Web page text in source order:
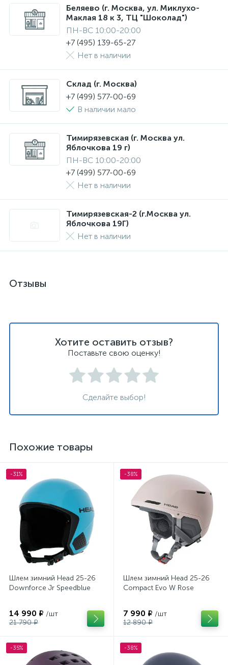
Беляево (г. Москва, ул. Миклухо-
Маклая 18 к 3, ТЦ "Шоколад")
ПН-ВС 10:00-20:00
+7 (495) 139-65-27
Нет в наличии
Склад (г. Москва)
+7 (499) 577-00-69
В наличии мало
Тимирязевская (г. Москва ул.
Яблочкова 19 г)
ПН-ВС 10:00-20:00
+7 (499) 577-00-69
Нет в наличии
Тимирязевская-2 (г.Москва ул.
Яблочкова 19Г)
Нет в наличии
Отзывы
Хотите оставить отзыв?
Поставьте свою оценку!
Сделайте выбор!
Похожие товары
-31%
Шлем зимний Head 25-26
Downforce Jr Speedblue
14 990 ₽ /шт
21 790 ₽
-38%
Шлем зимний Head 25-26
Compact Evo W Rose
7 990 ₽ /шт
12 890 ₽
-35% -38%